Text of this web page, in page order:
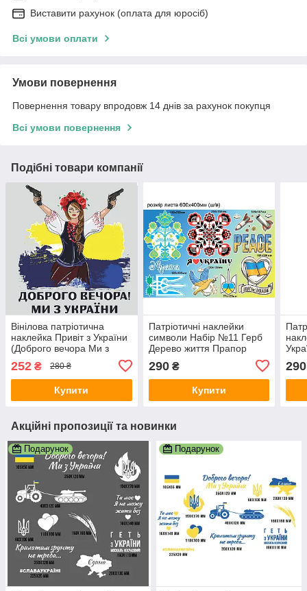
Виставити рахунок (оплата для юросіб)
Всі умови оплати
Умови повернення
Повернення товару впродовж 14 днів за рахунок покупця
Всі умови повернення
Подібні товари компанії
Вінілова патріотична
наклейка Привіт з України
(Доброго вечора Ми з
України дівчина) матова
Набір М 520x440мм
252 ₴ 280 ₴
Купити
Патріотичні наклейки
символи Набір №11 Герб
Дерево життя Прапор
матова Набір М
600x400мм
290₴
Купити
290
Акційні пропозиції та новинки
Подарунок Подарунок